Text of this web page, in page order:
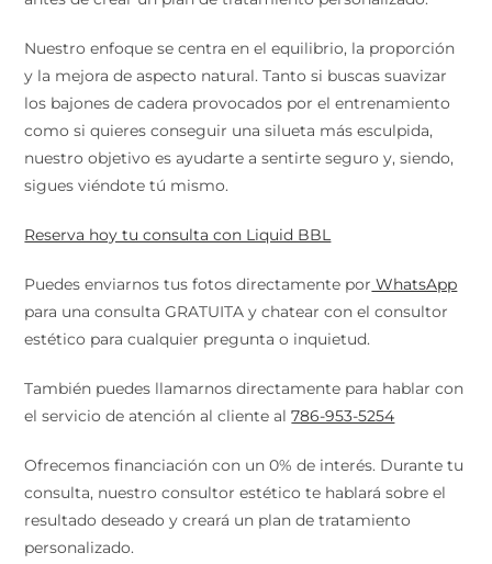
Nuestro enfoque se centra en el equilibrio, la proporción
y la mejora de aspecto natural. Tanto si buscas suavizar
los bajones de cadera provocados por el entrenamiento
como si quieres conseguir una silueta más esculpida,
nuestro objetivo es ayudarte a sentirte seguro y, siendo,
sigues viéndote tú mismo.
Reserva hoy tu consulta con Liquid BBL
Puedes enviarnos tus fotos directamente por WhatsApp
para una consulta GRATUITA y chatear con el consultor
estético para cualquier pregunta o inquietud.
También puedes llamarnos directamente para hablar con
el servicio de atención al cliente al786-953-5254
Ofrecemos financiación con un 0% de interés. Durante tu
consulta, nuestro consultor estético te hablará sobre el
resultado deseado y creará un plan de tratamiento
personalizado.